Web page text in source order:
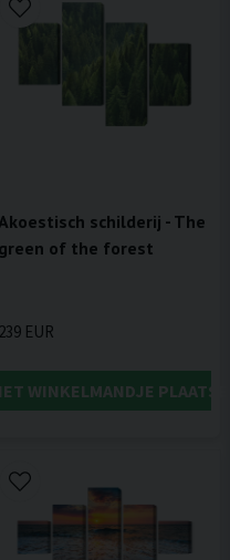
Akoestisch schilderij - The
green of the forest
239 EUR
WINKELMANDJE